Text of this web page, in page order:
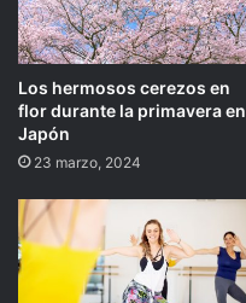
Los hermosos cerezos en
flor durante la primavera en
Japón
23 marzo, 2024